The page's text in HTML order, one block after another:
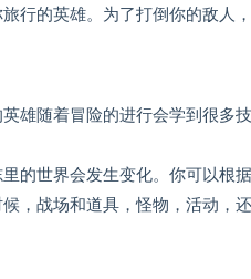
行的英雄。为了打倒你的敌人
雄随着冒险的进行会学到很多
的世界会发生变化。你可以根
，战场和道具，怪物，活动，